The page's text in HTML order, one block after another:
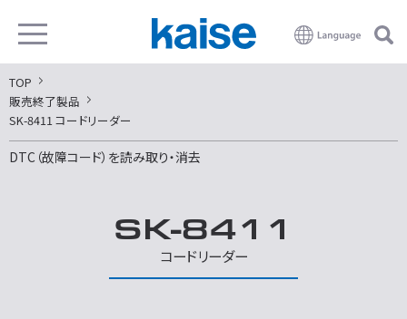
TOP
販売終了製品
SK-8411 コードリーダー
DTC（故障コード）を読み取り・消去
SK-8411
コードリーダー